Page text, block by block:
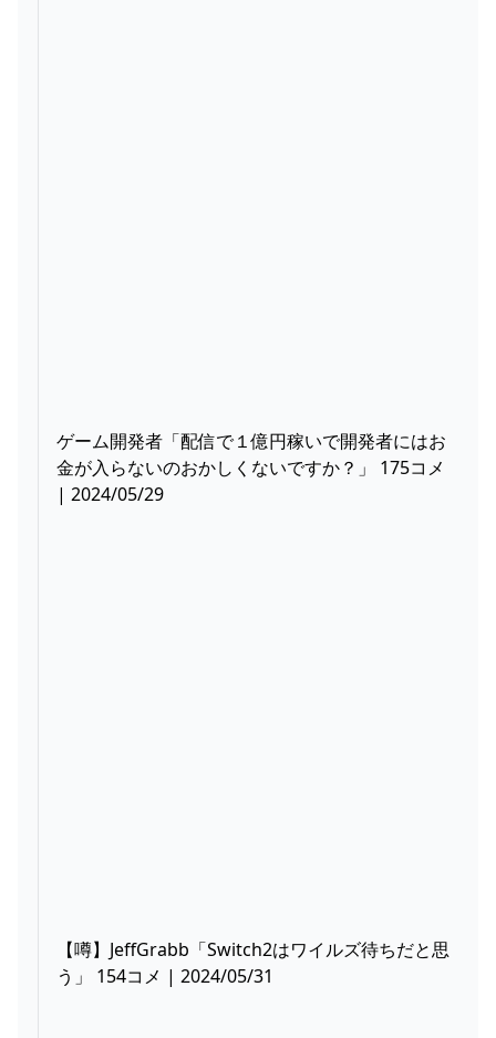
ゲーム開発者「配信で１億円稼いで開発者にはお
金が入らないのおかしくないですか？」 175コメ
| 2024/05/29
【噂】JeffGrabb「Switch2はワイルズ待ちだと思
う」 154コメ | 2024/05/31